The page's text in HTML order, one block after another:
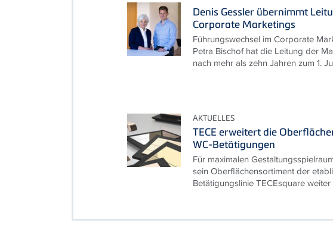
Denis Gessler übernimmt
Corporate Marketings
Führungswechsel im Corporate
Petra Bischof hat die Leitung der
nach mehr als zehn Jahren zum 1.
AKTUELLES
TECE erweitert die
WC-Betätigungen
Für maximalen
sein Oberflächensortiment der
Betätigungslinie TECEsquare weiter